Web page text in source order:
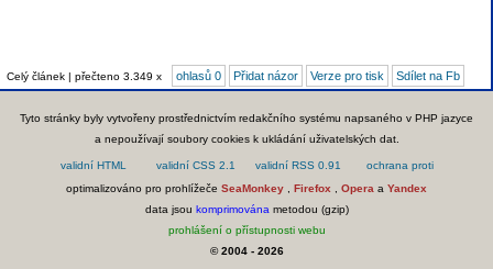
Celý článek | přečteno 3.349 x ohlasů 0 Přidat názor Verze pro tisk Sdílet na Fb
Tyto stránky byly vytvořeny prostřednictvím redakčního systému napsaného v PHP jazyce
a nepoužívají soubory cookies k ukládání uživatelských dat.
optimalizováno pro prohlížeče SeaMonkey Firefox Opera a Yandex
data jsou komprimována metodou (gzip)
prohlášení o přístupnosti webu
© 2004 - 2026